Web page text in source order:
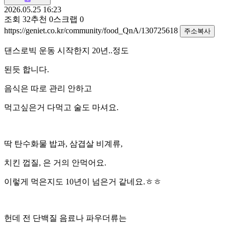
2026.05.25 16:23
조회 32추천 0스크랩 0
https://geniet.co.kr/community/food_QnA/130725618
주소복사
댄스로빅 운동 시작한지 20년..정도
된듯 합니다.
음식은 따로 관리 안하고
먹고싶은거 다먹고 술도 마셔요.
딱 탄수화물 밥과, 삼겹살 비계류,
치킨 껍질, 은 거의 안먹어요.
이렇게 먹은지도 10년이 넘은거 같네요.ㅎㅎ
헌데 전 단백질 음료나 파우더류는